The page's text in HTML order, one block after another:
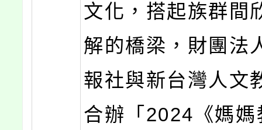
文化，搭起族群間
解的橋梁，財團法
報社與新台灣人文
合辦「2024《媽媽